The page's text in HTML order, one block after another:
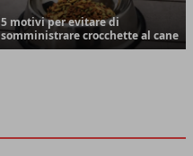
5 motivi per evitare di
somministrare crocchette al cane